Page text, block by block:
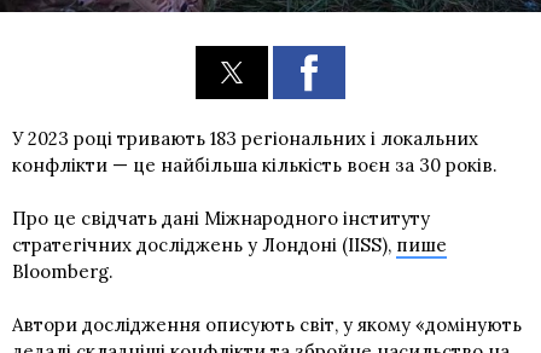
У 2023 році тривають 183 регіональних і локальних
конфлікти — це найбільша кількість воєн за 30 років.
Про це свідчать дані Міжнародного інституту
стратегічних досліджень у Лондоні (IISS), пише
Bloomberg.
Автори дослідження описують світ, у якому «домінують